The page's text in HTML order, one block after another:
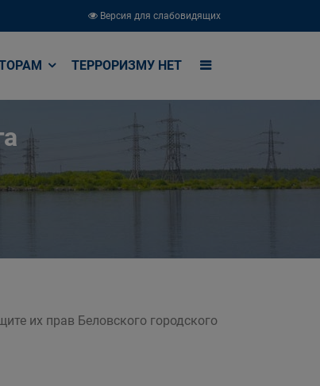
Версия для слабовидящих
ТЕРРОРИЗМУ НЕТ
их прав Беловского городского